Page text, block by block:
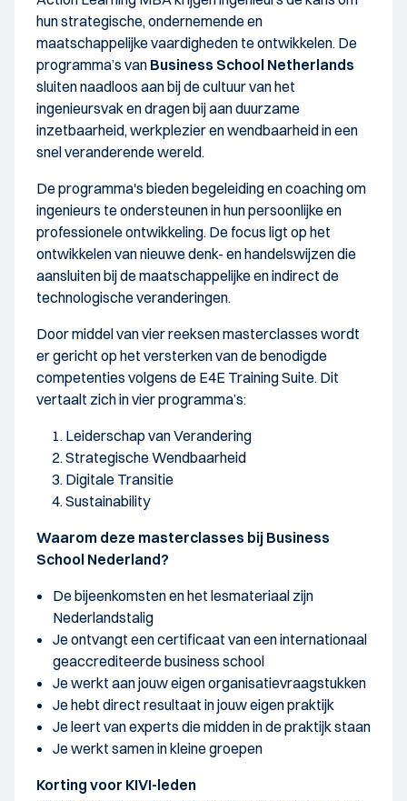
hun strategische, ondernemende en
maatschappelijke vaardigheden te ontwikkelen. De
programma’s van Business School Netherlands
sluiten naadloos aan bij de cultuur van het
ingenieursvak en dragen bij aan duurzame
inzetbaarheid, werkplezier en wendbaarheid in een
snel veranderende wereld.
De programma's bieden begeleiding en coaching om
ingenieurs te ondersteunen in hun persoonlijke en
professionele ontwikkeling. De focus ligt op het
ontwikkelen van nieuwe denk- en handelswijzen die
aansluiten bij de maatschappelijke en indirect de
technologische veranderingen.
Door middel van vier reeksen masterclasses wordt
er gericht op het versterken van de benodigde
competenties volgens de E4E Training Suite. Dit
vertaalt zich in vier programma’s:
Leiderschap van Verandering
Strategische Wendbaarheid
Digitale Transitie
Sustainability
Waarom deze masterclasses bij Business
School Nederland?
De bijeenkomsten en het lesmateriaal zijn
Nederlandstalig
Je ontvangt een certificaat van een internationaal
geaccrediteerde business school
Je werkt aan jouw eigen organisatievraagstukken
Je hebt direct resultaat in jouw eigen praktijk
Je leert van experts die midden in de praktijk staan
Je werkt samen in kleine groepen
Korting voor KIVI-leden